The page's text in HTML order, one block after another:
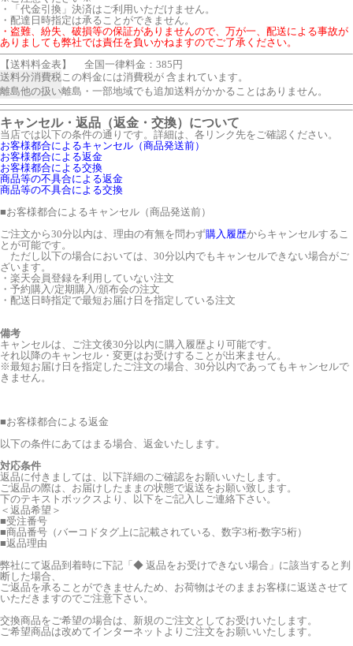
・「代金引換」決済はご利用いただけません。
・配達日時指定は承ることができません。
・盗難、紛失、破損等の保証がありませんので、万が一、配送による事故が
ありましても弊社では責任を負いかねますのでご了承ください。
【送料料金表】
全国一律料金：385円
送料分消費税この料金には消費税が 含まれています。
離島他の扱い離島・一部地域でも追加送料がかかることはありません。
キャンセル・返品（返金・交換）について
当店では以下の条件の通りです。詳細は、各リンク先をご確認ください。
お客様都合によるキャンセル（商品発送前）
お客様都合による返金
お客様都合による交換
商品等の不具合による返金
商品等の不具合による交換
■お客様都合によるキャンセル（商品発送前）
ご注文から30分以内は、理由の有無を問わず購入履歴からキャンセルするこ
とが可能です。
ただし以下の場合においては、30分以内でもキャンセルできない場合がご
ざいます。
・楽天会員登録を利用していない注文
・予約購入/定期購入/頒布会の注文
・配送日時指定で最短お届け日を指定している注文
備考
キャンセルは、ご注文後30分以内に購入履歴より可能です。
それ以降のキャンセル・変更はお受けすることが出来ません。
※最短お届け日を指定したご注文の場合、30分以内であってもキャンセルで
きません。
■お客様都合による返金
以下の条件にあてはまる場合、返金いたします。
対応条件
返品に付きましては、以下詳細のご確認をお願いいたします。
ご返品の際は、お届けしたままの状態で返送をお願い致します。
下のテキストボックスより、以下をご記入しご連絡下さい。
＜返品希望＞
■受注番号
■商品番号（バーコドタグ上に記載されている、数字3桁‐数字5桁）
■返品理由
弊社にて返品到着時に下記「◆ 返品をお受けできない場合」に該当すると判
断した場合、
ご返品を承ることができませんため、お荷物はそのままお客様に返送させて
いただきますのでご注意下さい。
交換商品をご希望の場合は、新規のご注文としてお受けいたします。
ご希望商品は改めてインターネットよりご注文をお願いいたします。